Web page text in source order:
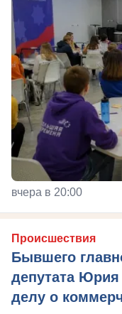
вчера в 20:00
Происшествия
Бывшего
депутата
делу о